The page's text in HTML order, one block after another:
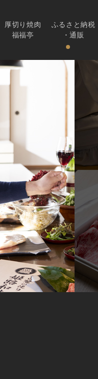
厚切り焼肉
福福亭
ふるさと納税
・通販